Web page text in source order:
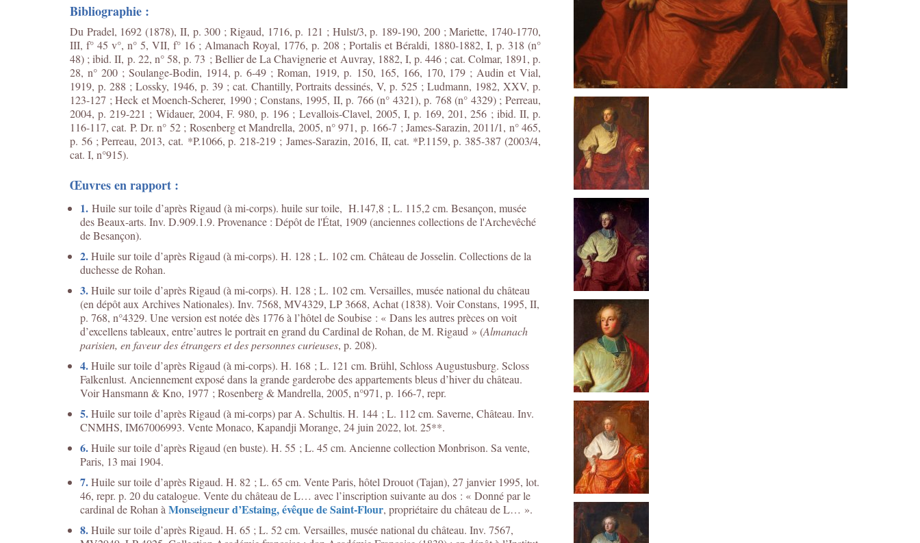
Bibliographie :
Du Pradel, 1692 (1878), II, p. 300 ; Rigaud, 1716, p. 121 ; Hulst/3, p. 189-190, 200 ; Mariette, 1740-1770,
III, f° 45 v°, n° 5, VII, f° 16 ; Almanach Royal, 1776, p. 208 ; Portalis et Béraldi, 1880-1882, I, p. 318 (n°
48) ; ibid. II, p. 22, n° 58, p. 73 ; Bellier de La Chavignerie et Auvray, 1882, I, p. 446 ; cat. Colmar, 1891, p.
28, n° 200 ; Soulange-Bodin, 1914, p. 6-49 ; Roman, 1919, p. 150, 165, 166, 170, 179 ; Audin et Vial,
1919, p. 288 ; Lossky, 1946, p. 39 ; cat. Chantilly, Portraits dessinés, V, p. 525 ; Ludmann, 1982, XXV, p.
123-127 ; Heck et Moench-Scherer, 1990 ; Constans, 1995, II, p. 766 (n° 4321), p. 768 (n° 4329) ; Perreau,
2004, p. 219-221 ; Widauer, 2004, F. 980, p. 196 ; Levallois-Clavel, 2005, I, p. 169, 201, 256 ; ibid. II, p.
116-117, cat. P. Dr. n° 52 ; Rosenberg et Mandrella, 2005, n° 971, p. 166-7 ; James-Sarazin, 2011/1, n° 465,
p. 56 ; Perreau, 2013, cat. *P.1066, p. 218-219 ; James-Sarazin, 2016, II, cat. *P.1159, p. 385-387 (2003/4,
cat. I, n°915).
Œuvres en rapport :
1. Huile sur toile d’après Rigaud (à mi-corps). huile sur toile, H.147,8 ; L. 115,2 cm. Besançon, musée
des Beaux-arts. Inv. D.909.1.9. Provenance : Dépôt de l'État, 1909 (anciennes collections de l'Archevêché
de Besançon).
2.Huile sur toile d’après Rigaud (à mi-corps). H. 128 ; L. 102 cm. Château de Josselin. Collections de la
duchesse de Rohan.
3.Huile sur toile d’après Rigaud (à mi-corps). H. 128 ; L. 102 cm. Versailles, musée national du château
(en dépôt aux Archives Nationales). Inv. 7568, MV4329, LP 3668, Achat (1838). Voir Constans, 1995, II,
p. 768, n°4329. Une version est notée dès 1776 à l’hôtel de Soubise : « Dans les autres prèces on voit
d’excellens tableaux, entre’autres le portrait en grand du Cardinal de Rohan, de M. Rigaud » (Almanach
parisien, en faveur des étrangers et des personnes curieuses, p. 208).
4.Huile sur toile d’après Rigaud (à mi-corps). H. 168 ; L. 121 cm. Brühl, Schloss Augustusburg. Scloss
Falkenlust. Anciennement exposé dans la grande garderobe des appartements bleus d’hiver du château.
Voir Hansmann & Kno, 1977 ; Rosenberg & Mandrella, 2005, n°971, p. 166-7, repr.
5.Huile sur toile d’après Rigaud (à mi-corps) par A. Schultis. H. 144 ; L. 112 cm. Saverne, Château. Inv.
CNMHS, IM67006993. Vente Monaco, Kapandji Morange, 24 juin 2022, lot. 25**.
6.Huile sur toile d’après Rigaud (en buste). H. 55 ; L. 45 cm. Ancienne collection Monbrison. Sa vente,
Paris, 13 mai 1904.
7.Huile sur toile d’après Rigaud. H. 82 ; L. 65 cm. Vente Paris, hôtel Drouot (Tajan), 27 janvier 1995, lot.
46, repr. p. 20 du catalogue. Vente du château de L… avec l’inscription suivante au dos : « Donné par le
cardinal de Rohan à Monseigneur d’Estaing, évêque de Saint-Flour, propriétaire du château de L… ».
8.Huile sur toile d’après Rigaud. H. 65 ; L. 52 cm. Versailles, musée national du château. Inv. 7567,